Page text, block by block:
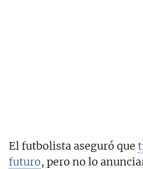
El futbolista aseguró que
futuro, pero no lo